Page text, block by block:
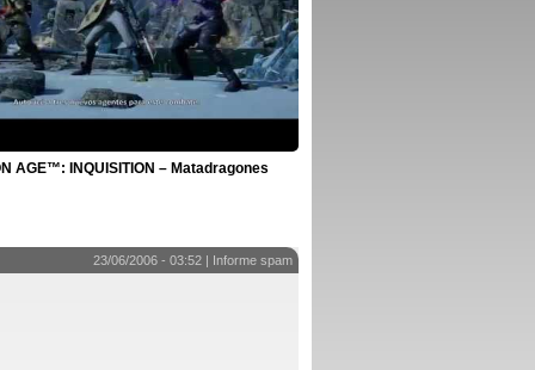
AGE™: INQUISITION – Matadragones
23/06/2006 - 03:52 | Informe spam